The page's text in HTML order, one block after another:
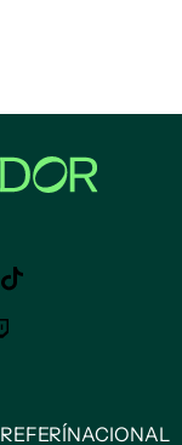
REFERÍNACIONAL